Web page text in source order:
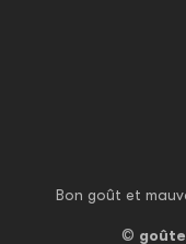
Bon goût et
© goûte